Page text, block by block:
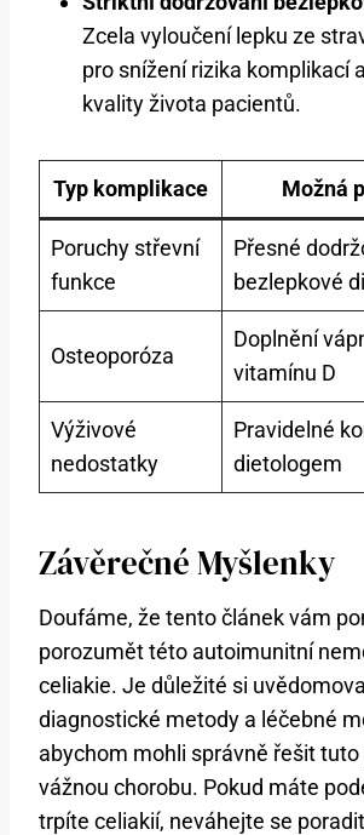
Zcela vyloučení lepku ze
pro snížení rizika komplikací
kvality života pacientů.
Typ komplikace Možná
Poruchy střevní
funkce
Přesné
bezlepkové
Osteoporóza
Doplnění
vitamínu D
Výživové
nedostatky
Pravidelné
dietologem
Závěrečné Myšlenky
Doufáme, že tento článek vám
porozumět této autoimunitní
celiakie. Je důležité si
diagnostické metody a léčebné
abychom mohli správně řešit
vážnou chorobu. Pokud máte
trpíte celiakií, neváhejte se